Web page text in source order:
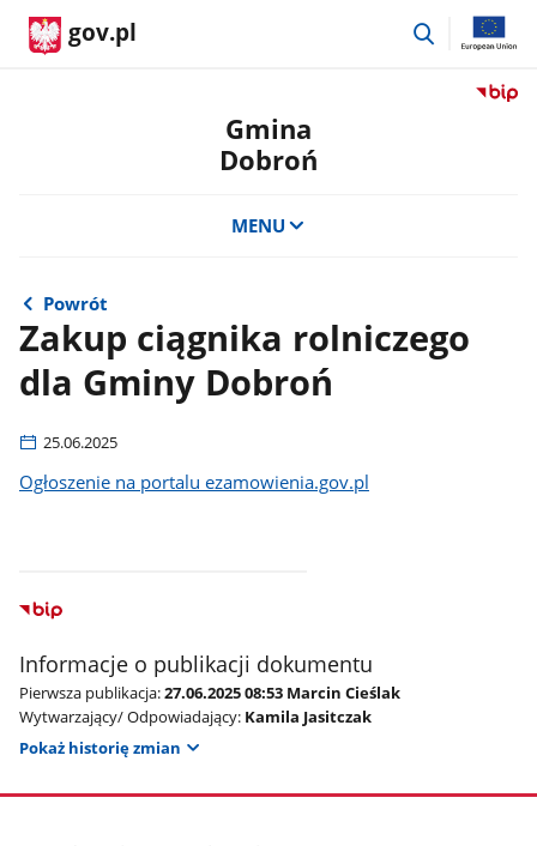
gov.pl
przejdź
Przejdź
Gmina
Dobroń
MENU
Powrót
Zakup ciągnika rolniczego
dla Gminy Dobroń
25.06.2025
Ogłoszenie na portalu ezamowienia.gov.pl
Informacje o publikacji dokumentu
Pierwsza publikacja:27.06.2025 08:53 Marcin Cieślak
Wytwarzający/ Odpowiadający: Kamila Jasitczak
Pokaż historię zmian